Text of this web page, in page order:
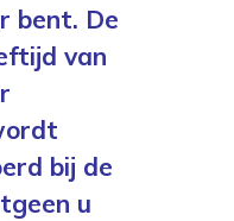
bent. De
van
bij de
u